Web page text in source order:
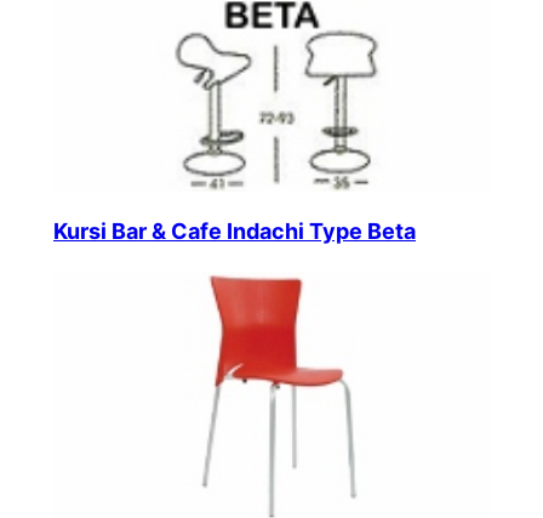
Kursi Bar & Cafe Indachi Type Beta